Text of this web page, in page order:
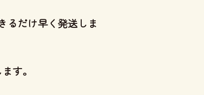
るだけ早く発送しま
す。